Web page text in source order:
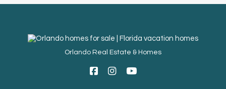
Orlando Real Estate & Homes